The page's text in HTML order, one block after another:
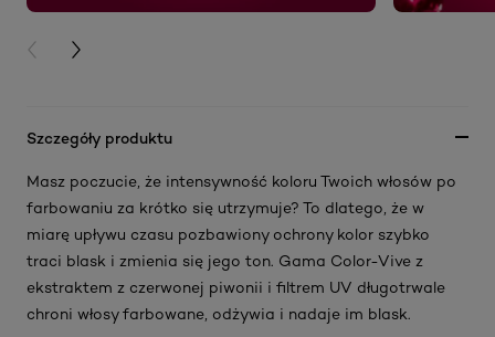
PREVIOUS CARD
NEXT CARD
Szczegóły produktu
Masz poczucie, że intensywność koloru Twoich włosów po
farbowaniu za krótko się utrzymuje? To dlatego, że w
miarę upływu czasu pozbawiony ochrony kolor szybko
traci blask i zmienia się jego ton. Gama Color-Vive z
ekstraktem z czerwonej piwonii i filtrem UV długotrwale
chroni włosy farbowane, odżywia i nadaje im blask.